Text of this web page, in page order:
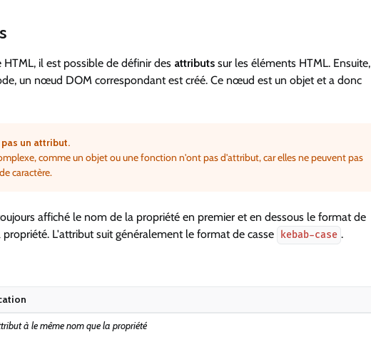
il est possible de définir des attributs sur les éléments HTML. Ensuite,
un nœud DOM correspondant est créé. Ce nœud est un objet et a donc
un attribut.
comme un objet ou une fonction n'ont pas d'attribut, car elles ne peuvent pas
caractère.
affiché le nom de la propriété en premier et en dessous le format de
L'attribut suit généralement le format de casse
kebab-case .
à le même nom que la propriété